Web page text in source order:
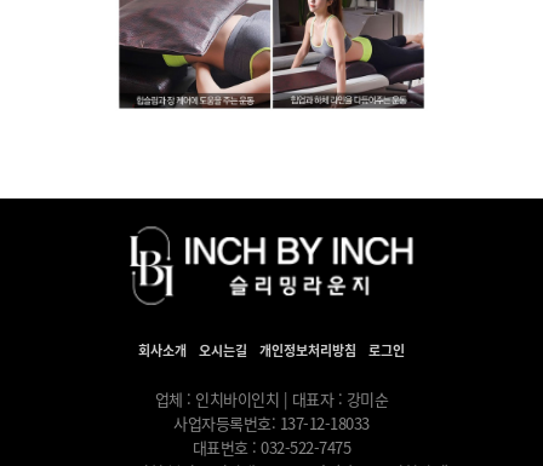
회사소개 오시는길 개인정보처리방침 로그인
업체 : 인치바이인치 | 대표자 : 강미순
사업자등록번호: 137-12-18033
대표번호 : 032-522-7475